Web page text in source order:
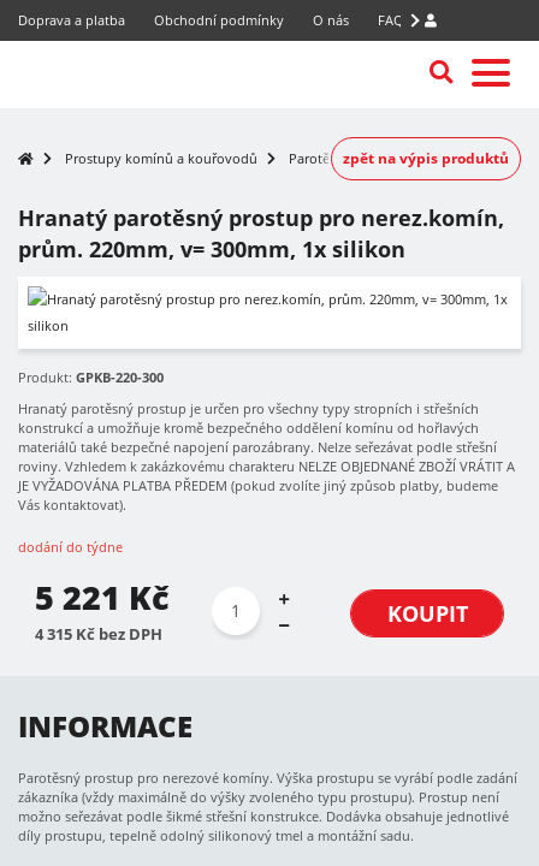
Doprava a platba Obchodní podmínky O nás FAQ
Prostupy komínů a kouřovodů Parotěsné prostupy nerezových komínů
zpět na výpis produktů
Hranatý parotěsný prostup pro nerez.komín,
prům. 220mm, v= 300mm, 1x silikon
Produkt: GPKB-220-300
Hranatý parotěsný prostup je určen pro všechny typy stropních i střešních
konstrukcí a umožňuje kromě bezpečného oddělení komínu od hořlavých
materiálů také bezpečné napojení parozábrany. Nelze seřezávat podle střešní
roviny. Vzhledem k zakázkovému charakteru NELZE OBJEDNANÉ ZBOŽÍ VRÁTIT A
JE VYŽADOVÁNA PLATBA PŘEDEM (pokud zvolíte jiný způsob platby, budeme
Vás kontaktovat).
dodání do týdne
5 221 Kč
4 315 Kč bez DPH
KOUPIT
INFORMACE
Parotěsný prostup pro nerezové komíny. Výška prostupu se vyrábí podle zadání
zákazníka (vždy maximálně do výšky zvoleného typu prostupu). Prostup není
možno seřezávat podle šikmé střešní konstrukce. Dodávka obsahuje jednotlivé
díly prostupu, tepelně odolný silikonový tmel a montážní sadu.